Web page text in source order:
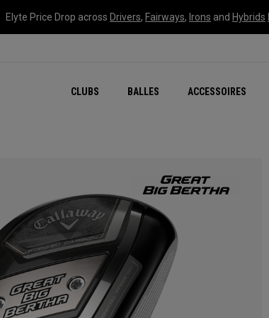
Elyte Price Drop across Drivers, Fairways, Irons and Hybrids
CLUBS BALLES ACCESSOIRES